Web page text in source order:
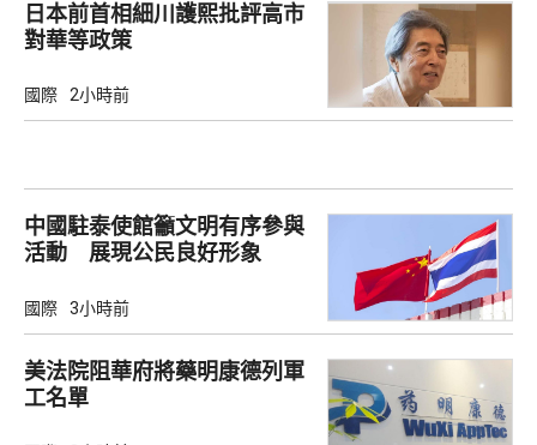
日本前首相細川護熙批評高市
對華等政策
國際 2小時前
中國駐泰使館籲文明有序參與
活動 展現公民良好形象
國際 3小時前
美法院阻華府將藥明康德列軍
工名單